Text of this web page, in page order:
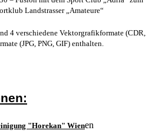
Landstrasser „Amateure“
4 verschiedene Vektorgrafikformate (CDR,
(JPG, PNG, GIF) enthalten.
"Horekan" Wienen